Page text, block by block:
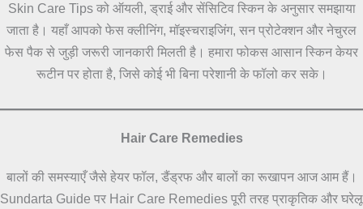
Skin Care Tips को ऑयली, ड्राई और सेंसिटिव स्किन के अनुसार समझाया
जाता है। यहाँ आपको फेस क्लीनिंग, मॉइस्चराइजिंग, सन प्रोटेक्शन और नेचुरल
फेस पैक से जुड़ी जरूरी जानकारी मिलती है। हमारा फोकस आसान स्किन केयर
रूटीन पर होता है, जिसे कोई भी बिना परेशानी के फॉलो कर सके।
Hair Care Remedies
बालों की समस्याएँ जैसे हेयर फॉल, डैंड्रफ और बालों का रूखापन आज आम हैं।
Sundarta Guide पर Hair Care Remedies पूरी तरह प्राकृतिक और घरेलू